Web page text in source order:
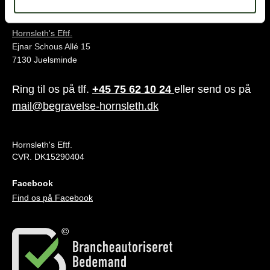
Hornsleth's Eftf.
Ejnar Schous Allé 15
7130 Juelsminde
Ring til os på tlf. +45 75 62 10 24 eller send os på
mail@begravelse-hornsleth.dk
Hornsleth's Eftf.
CVR. DK15290404
Facebook
Find os på Facebook